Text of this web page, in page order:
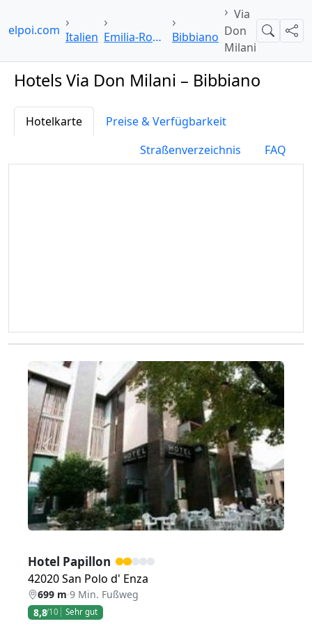
Italien Emilia-Romagna Bibbiano
Via
Don
Milani
Suche
Hotels Via Don Milani – Bibbiano
Hotelkarte
Preise & Verfügbarkeit
Straßenverzeichnis
FAQ
Zurück
Hotel Papillon
42020 San Polo d' Enza
699 m·9 Min. Fußweg
8,8/10 Sehr gut